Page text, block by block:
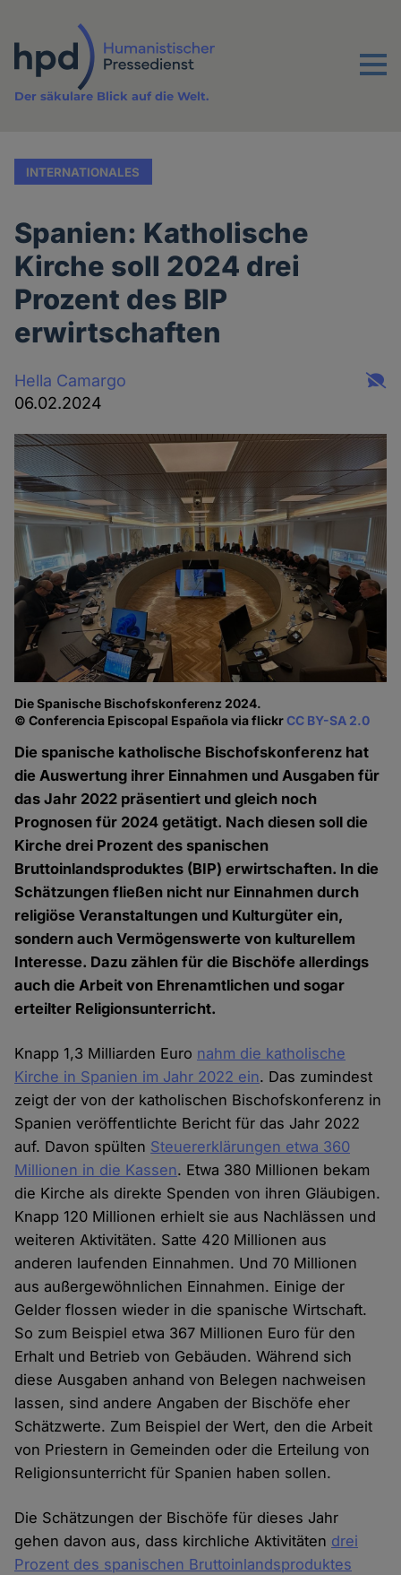
Inhalt
Menu
Der säkulare Blick auf die Welt.
INTERNATIONALES
Spanien: Katholische
Kirche soll 2024 drei
Prozent des BIP
erwirtschaften
Hella Camargo
06.02.2024
Die Spanische Bischofskonferenz 2024.
© Conferencia Episcopal Española via flickrCC BY-SA 2.0
Die spanische katholische Bischofskonferenz hat
die Auswertung ihrer Einnahmen und Ausgaben für
das Jahr 2022 präsentiert und gleich noch
Prognosen für 2024 getätigt. Nach diesen soll die
Kirche drei Prozent des spanischen
Bruttoinlandsproduktes (BIP) erwirtschaften. In die
Schätzungen fließen nicht nur Einnahmen durch
religiöse Veranstaltungen und Kulturgüter ein,
sondern auch Vermögenswerte von kulturellem
Interesse. Dazu zählen für die Bischöfe allerdings
auch die Arbeit von Ehrenamtlichen und sogar
erteilter Religionsunterricht.
Knapp 1,3 Milliarden Euro nahm die katholische
Kirche in Spanien im Jahr 2022 ein. Das zumindest
zeigt der von der katholischen Bischofskonferenz in
Spanien veröffentlichte Bericht für das Jahr 2022
auf. Davon spülten Steuererklärungen etwa 360
Millionen in die Kassen. Etwa 380 Millionen bekam
die Kirche als direkte Spenden von ihren Gläubigen.
Knapp 120 Millionen erhielt sie aus Nachlässen und
weiteren Aktivitäten. Satte 420 Millionen aus
anderen laufenden Einnahmen. Und 70 Millionen
aus außergewöhnlichen Einnahmen. Einige der
Gelder flossen wieder in die spanische Wirtschaft.
So zum Beispiel etwa 367 Millionen Euro für den
Erhalt und Betrieb von Gebäuden. Während sich
diese Ausgaben anhand von Belegen nachweisen
lassen, sind andere Angaben der Bischöfe eher
Schätzwerte. Zum Beispiel der Wert, den die Arbeit
von Priestern in Gemeinden oder die Erteilung von
Religionsunterricht für Spanien haben sollen.
Die Schätzungen der Bischöfe für dieses Jahr
gehen davon aus, dass kirchliche Aktivitäten drei
Prozent des spanischen Bruttoinlandsproduktes